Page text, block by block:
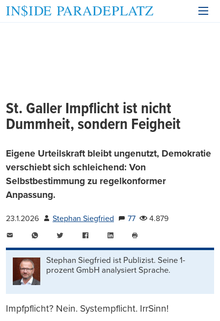
St. Galler Impflicht ist nicht
Dummheit, sondern Feigheit
Eigene Urteilskraft bleibt ungenutzt, Demokratie
verschiebt sich schleichend: Von
Selbstbestimmung zu regelkonformer
Anpassung.
23.1.2026 Stephan Siegfried 77
4.879
WhatsAppTwitter FacebookLinkedIn
drucken
Stephan Siegfried ist Publizist. Seine 1-
prozent GmbH analysiert Sprache.
Impfpflicht? Nein. Systempflicht. IrrSinn!